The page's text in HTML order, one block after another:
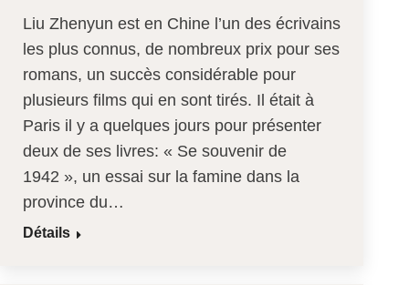
Liu Zhenyun est en Chine l’un des écrivains
les plus connus, de nombreux prix pour ses
romans, un succès considérable pour
plusieurs films qui en sont tirés. Il était à
Paris il y a quelques jours pour présenter
deux de ses livres: « Se souvenir de
1942 », un essai sur la famine dans la
province du…
Détails